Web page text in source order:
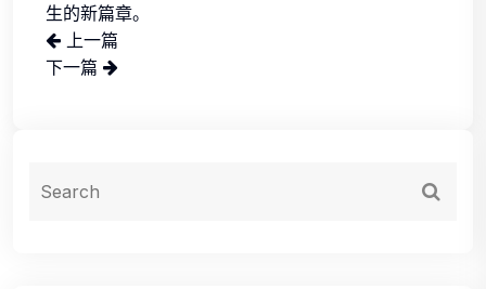
生的新篇章。
上一篇
下一篇